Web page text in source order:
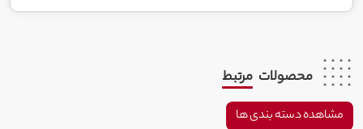
محصولات مرتبط
مشاهده دسته بندی ها